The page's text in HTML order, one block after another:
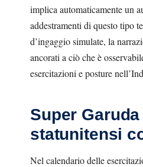
implica automaticamente un
addestramenti di questo tipo
d’ingaggio simulate, la
ancorati a ciò che è
esercitazioni e posture
Super
statunitensi
Nel calendario delle